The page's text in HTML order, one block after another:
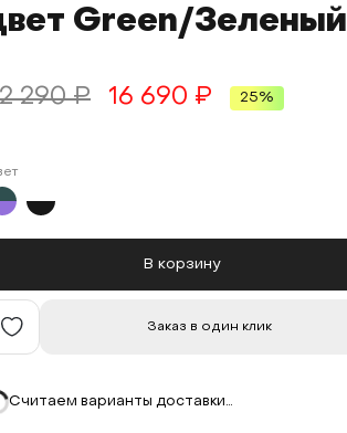
Green/Зеленый
290 ₽ 16 690 ₽ 25%
В корзину
Заказ в один клик
Считаем варианты доставки…